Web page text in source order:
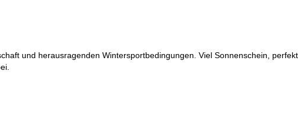
und herausragenden Wintersportbedingungen. Viel Sonnenschein, perfekt